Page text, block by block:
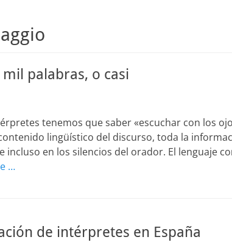
palabras, o casi
tenemos que saber «escuchar con los
lingüístico del discurso, toda la
incluso en los silencios del orador. El lenguaje
…
de intérpretes en España